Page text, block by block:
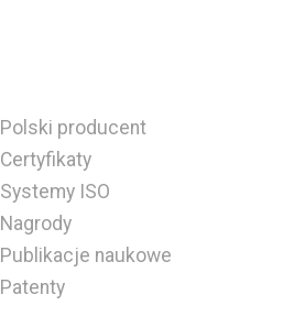
Polski producent
Certyfikaty
Systemy ISO
Nagrody
Publikacje naukowe
Patenty